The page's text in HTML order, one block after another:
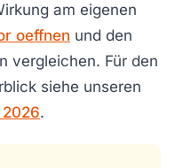
am eigenen
oeffnen und den
vergleichen. Für den
siehe unseren
.